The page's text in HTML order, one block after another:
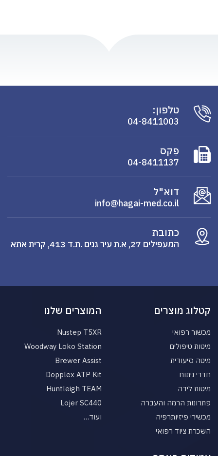
טלפון:
04-8411003
פַקס
04-8411137
דוא"ל
info@hagai-med.co.il
כתובת
המעפילים 27, א.ת עיר גנים .ת.ד 413, קרית אתא
קטלוג מוצרים
מכשור רפואי
מיטות טיפולים
מיטה סיעודית
חדרי ניתוח
מיטות לידה
פתרונות הרמה והעברה
מכשירי פיזיותרפיה
השכרת ציוד רפואי
המוצרים שלנו
Nustep T5XR
Woodway Loko Station
Brewer Assist
Dopplex ATP Kit
Huntleigh TEAM
Lojer SC440
ועוד…